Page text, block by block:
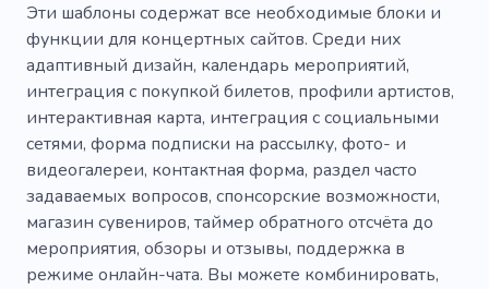
Сценическая работа
Зал
Прокат
Ободрение
Радио
Наушники
Легкая музыка
Музыкальное оборудование
Музыкальный магазин
Музыкальный магазин
Эти шаблоны содержат все необходимые блоки и
функции для концертных сайтов. Среди них
адаптивный дизайн, календарь мероприятий,
интеграция с покупкой билетов, профили артистов,
интерактивная карта, интеграция с социальными
сетями, форма подписки на рассылку, фото- и
видеогалереи, контактная форма, раздел часто
задаваемых вопросов, спонсорские возможности,
магазин сувениров, таймер обратного отсчёта до
мероприятия, обзоры и отзывы, поддержка в
режиме онлайн-чата. Вы можете комбинировать,